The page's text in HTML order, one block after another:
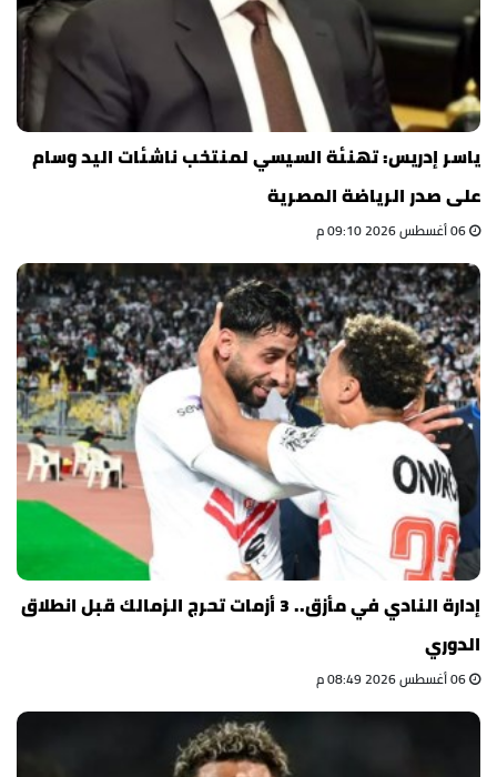
ياسر إدريس: تهنئة السيسي لمنتخب ناشئات اليد وسام
على صدر الرياضة المصرية
إدارة النادي في مأزق.. 3 أزمات تحرج الزمالك قبل انطلاق
الدوري